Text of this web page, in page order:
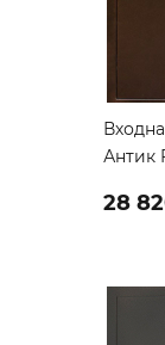
Антик
28